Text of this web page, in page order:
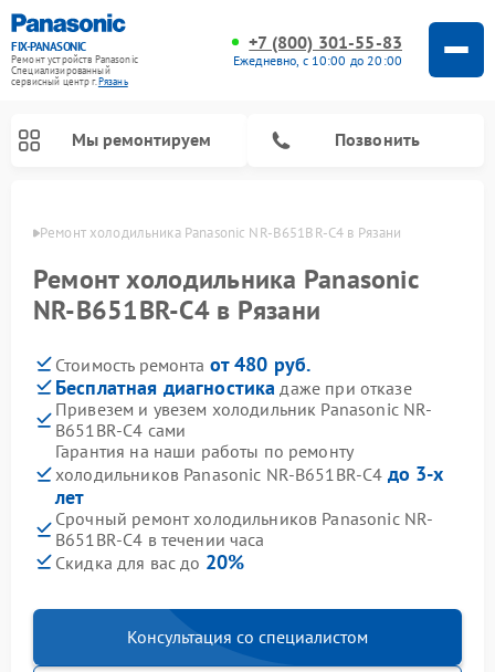
FIX-PANASONIC
Ремонт устройств Panasonic
Специализированный
cервисный центр г.Рязань
+7 (800) 301-55-83
Ежедневно, с 10:00 до 20:00
Мы ремонтируем Позвонить
Ремонт холодильника Panasonic NR-B651BR-C4 в Рязани
Ремонт холодильника Panasonic
NR-B651BR-C4 в Рязани
Стоимость ремонта от 480 руб.
Бесплатная диагностика даже при отказе
Привезем и увезем холодильник Panasonic NR-
B651BR-C4 сами
Гарантия на наши работы по ремонту
холодильников Panasonic NR-B651BR-C4 до 3-х
лет
Срочный ремонт холодильников Panasonic NR-
B651BR-C4 в течении часа
Скидка для вас до 20%
Консультация со специалистом